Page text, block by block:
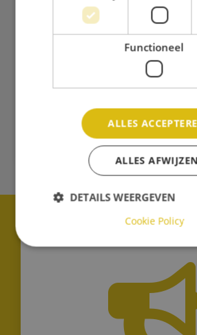
maar na schooltijd sporten wij
de woensdagmiddag. We
maandelijks met elkaar bowlen
wij plezier met elkaar door
activiteiten na schooltijd.
Maak kennis met
Functioneel
ALLES
ALLES AFWIJZEN
DETAILS WEERGEVEN
Cookie Policy